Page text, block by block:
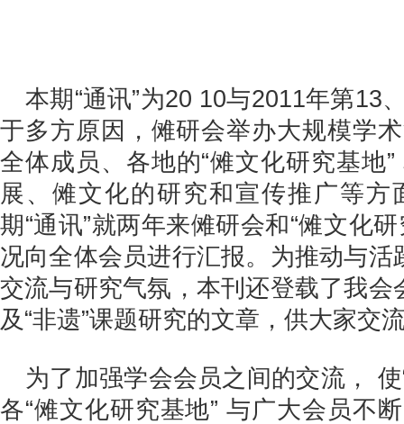
本期“通讯”为20 10与2011年第13
于多方原因，傩研会举办大规模学
全体成员、各地的“傩文化研究基地
展、傩文化的研究和宣传推广等
期“通讯”就两年来傩研会和“傩文化
况向全体会员进行汇报。为推动与活
交流与研究气氛，本刊还登载了我会
及“非遗”课题研究的文章，供大家交
为了加强学会会员之间的交流，
各“傩文化研究基地” 与广大会员不